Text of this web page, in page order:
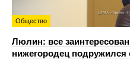
Общество
Люлин: все
нижегородец подружился